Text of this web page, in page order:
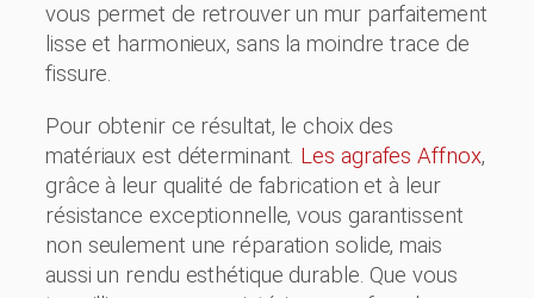
vous permet de retrouver un mur parfaitement
lisse et harmonieux, sans la moindre trace de
fissure.
Pour obtenir ce résultat, le choix des
matériaux est déterminant. Les agrafes Affnox,
grâce à leur qualité de fabrication et à leur
résistance exceptionnelle, vous garantissent
non seulement une réparation solide, mais
aussi un rendu esthétique durable. Que vous